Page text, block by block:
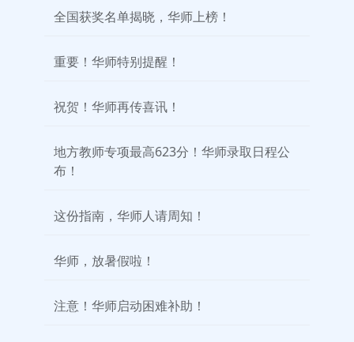
全国获奖名单揭晓，华师上榜！
重要！华师特别提醒！
祝贺！华师再传喜讯！
地方教师专项最高623分！华师录取日程公
布！
这份指南，华师人请周知！
华师，放暑假啦！
注意！华师启动困难补助！